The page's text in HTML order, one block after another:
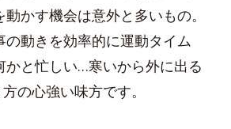
かす機会は意外と多いもの。
の動きを効率的に運動タイム
かと忙しい…寒いから外に出る
の心強い味方です。